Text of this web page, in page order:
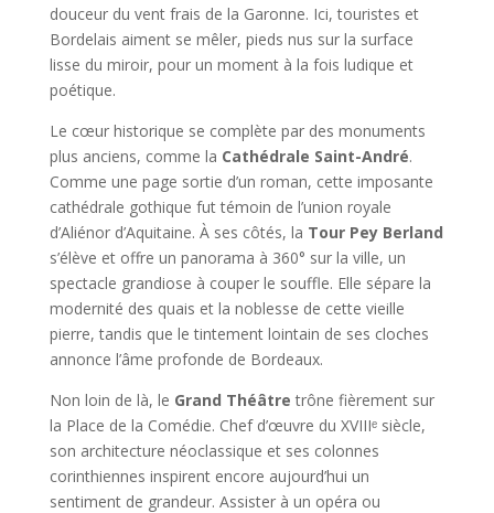
douceur du vent frais de la Garonne. Ici, touristes et
Bordelais aiment se mêler, pieds nus sur la surface
lisse du miroir, pour un moment à la fois ludique et
poétique.
Le cœur historique se complète par des monuments
plus anciens, comme la Cathédrale Saint-André.
Comme une page sortie d’un roman, cette imposante
cathédrale gothique fut témoin de l’union royale
d’Aliénor d’Aquitaine. À ses côtés, la Tour Pey Berland
s’élève et offre un panorama à 360° sur la ville, un
spectacle grandiose à couper le souffle. Elle sépare la
modernité des quais et la noblesse de cette vieille
pierre, tandis que le tintement lointain de ses cloches
annonce l’âme profonde de Bordeaux.
Non loin de là, le Grand Théâtre trône fièrement sur
la Place de la Comédie. Chef d’œuvre du XVIIIᵉ siècle,
son architecture néoclassique et ses colonnes
corinthiennes inspirent encore aujourd’hui un
sentiment de grandeur. Assister à un opéra ou